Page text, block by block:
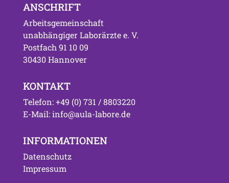
ANSCHRIFT
Arbeitsgemeinschaft
unabhängiger Laborärzte e. V.
Postfach 91 10 09
30430 Hannover
KONTAKT
Telefon: +49 (0) 731 / 8803220
E-Mail: info@aula-labore.de
INFORMATIONEN
Datenschutz
Impressum